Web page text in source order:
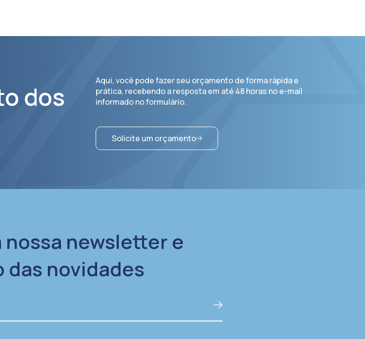
dos
Aqui, você pode fazer seu orçamento de forma rápida e
prática, recebendo a resposta em até 48 horas no e-mail
informado no formulário.
Solicite um orçamento
newsletter e
novidades